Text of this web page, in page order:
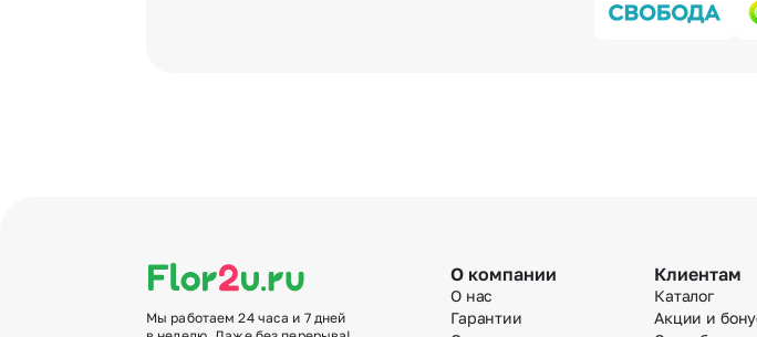
Мы работаем 24 часа и 7 дней
О компании
О нас
Гарантии
Клиентам
Каталог
Акции и